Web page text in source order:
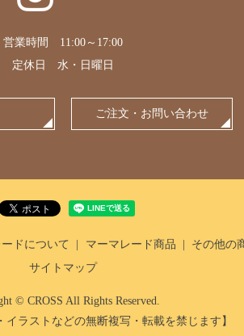
営業時間 11:00～17:00
定休日 水・日曜日
ご注文・お問い合わせ
ドについて マーマレード商品
その他の
サイトマップ
© CROSS All Rights Reserved.
イラストなどの無断複写・転載を禁じます】